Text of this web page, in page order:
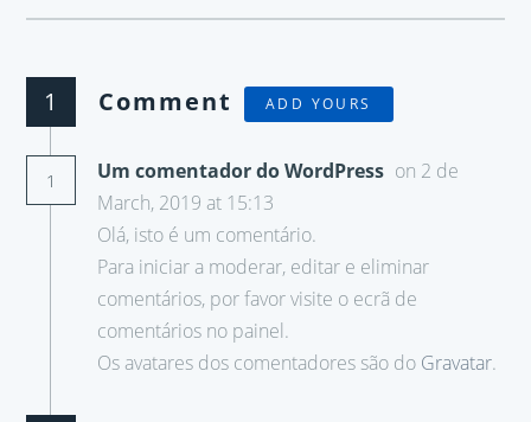
1 Comment ADD YOURS
1 Um comentador do WordPress on 2 de
March, 2019 at 15:13
Olá, isto é um comentário.
Para iniciar a moderar, editar e eliminar
comentários, por favor visite o ecrã de
comentários no painel.
Os avatares dos comentadores são do Gravatar.